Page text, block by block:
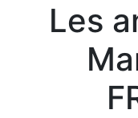
Les